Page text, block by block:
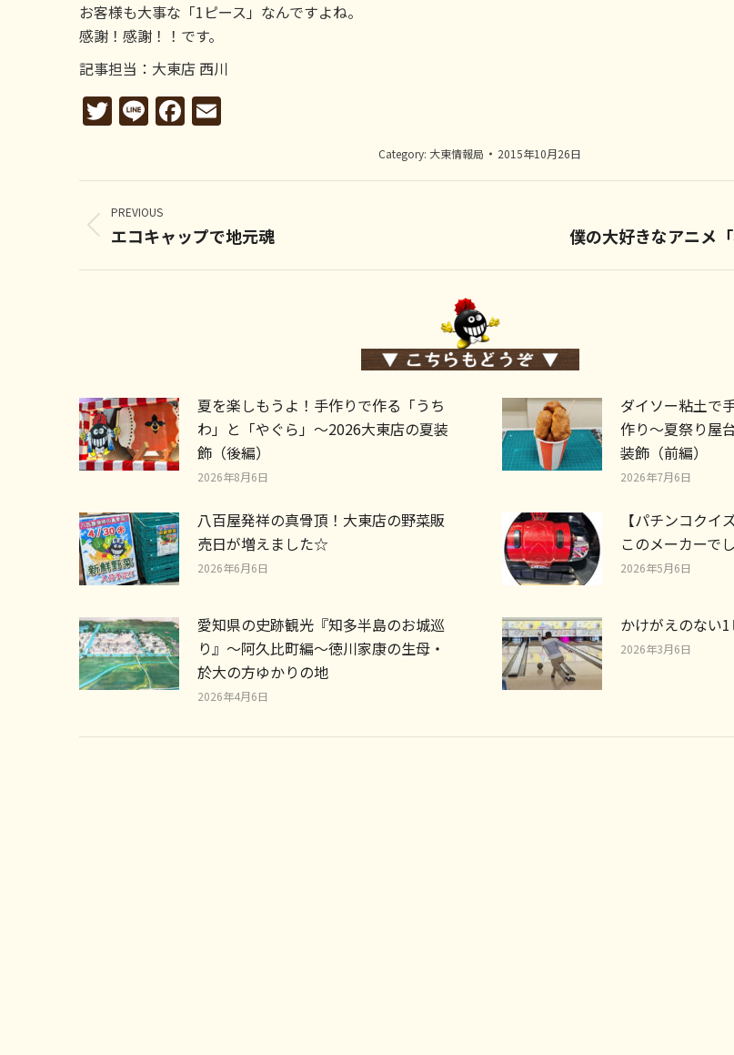
お客様も大事な「1ピース」なんですよね。
感謝！感謝！！です。
記事担当：大東店 西川
Twitter
LineFacebook
Category: 大東情報局 2015年10月26日
Post
navigation
PREVIOUS
Previous
エコキャップで地元魂 僕の大好きなアニメ「
夏を楽しもうよ！手作りで作る「うち
わ」と「やぐら」～2026大東店の夏装
飾（後編）
2026年8月6日
ダイソー粘土で
作り～夏祭り屋
装飾（前編）
2026年7月6日
八百屋発祥の真骨頂！大東店の野菜販
売日が増えました☆
2026年6月6日
【パチンコクイ
このメーカーで
2026年5月6日
愛知県の史跡観光『知多半島のお城巡
り』～阿久比町編～徳川家康の生母・
於大の方ゆかりの地
2026年4月6日
かけがえのない
2026年3月6日